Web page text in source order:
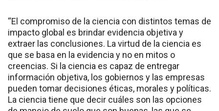
“El compromiso de la ciencia con distintos temas de
impacto global es brindar evidencia objetiva y
extraer las conclusiones. La virtud de la ciencia es
que se basa en la evidencia y no en mitos o
creencias. Si la ciencia es capaz de entregar
información objetiva, los gobiernos y las empresas
pueden tomar decisiones éticas, morales y políticas.
La ciencia tiene que decir cuáles son las opciones